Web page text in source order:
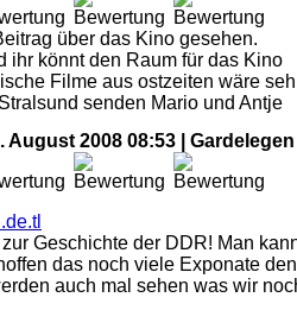
über das Kino gesehen.
ihr könnt den Raum für das Kino
Filme aus ostzeiten wäre
senden Mario und Antje
August 2008 08:53 | Gardelegen
Geschichte der DDR! Man
das noch viele Exponate den
auch mal sehen was wir